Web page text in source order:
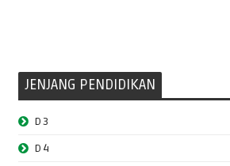
JENJANG PENDIDIKAN
D3
D4